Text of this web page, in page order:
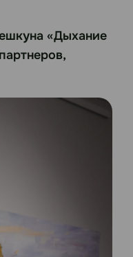
«Дыхание